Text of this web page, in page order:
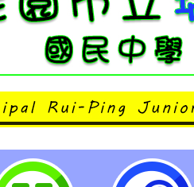
設計者：徐嘉